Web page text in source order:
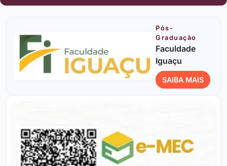
Pós-
Graduação
Faculdade
Iguaçu
SAIBA MAIS